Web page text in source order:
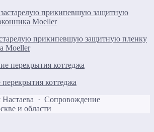
прикипевшую защитную пленку
Moeller
коттеджа
· Сопровождение
и области